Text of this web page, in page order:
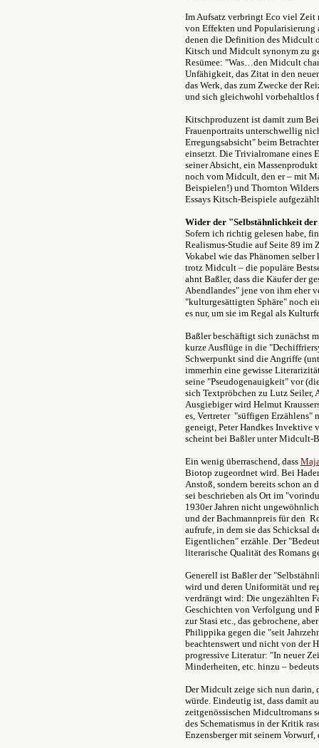
Im Aufsatz verbringt Eco viel Zeit
von Effekten und Popularisierung
denen die Definition des Midcult
Kitsch und Midcult synonym zu
Resümee: "Was…den Midcult
Unfähigkeit, das Zitat in den
das Werk, das zum Zwecke der
und sich gleichwohl vorbehaltlos
Kitschproduzent ist damit zum
Frauenportraits unterschwellig
Erregungsabsicht" beim
einsetzt. Die Trivialromane eines
seiner Absicht, ein
noch vom Midcult, den er – mit
Beispielen!) und Thornton
Essays Kitsch-Beispiele
Wider der "Selbstähnlichkeit
Sofern ich richtig gelesen habe,
Realismus-Studie auf Seite 89 im
Vokabel wie das Phänomen
trotz Midcult – die populäre
ahnt Baßler, dass die Käufer der
Abendlandes" jene von ihm eher
"kulturgesättigten Sphäre" noch
es nur, um sie im Regal als
Baßler beschäftigt sich zunächst
kurze Ausflüge in die
Schwerpunkt sind die Angriffe
immerhin eine gewisse
seine "Pseudogenauigkeit" vor
sich Textpröbchen zu Lutz Seiler,
Ausgiebiger wird Helmut
es, Vertreter "süffigen Erzählens"
geneigt, Peter Handkes Invektive
scheint bei Baßler unter Midcult-
Ein wenig überraschend, dass
Biotop zugeordnet wird. Bei
Anstoß, sondern bereits schon an
sei beschrieben als Ort im
1930er Jahren nicht
und der Bachmannpreis für den
aufrufe, in dem sie das Schicksal
Eigentlichen" erzähle. Der
literarische Qualität des Romans
Generell ist Baßler der
wird und deren Uniformität und
verdrängt wird: Die ungezählten
Geschichten von Verfolgung und
zur Stasi etc., das gebrochene,
Philippika gegen die "seit
beachtenswert und nicht von der
progressive Literatur: "In neuer
Minderheiten, etc. hinzu –
Der Midcult zeige sich nun darin,
würde. Eindeutig ist, dass damit
zeitgenössischen Midcultromans
des Schematismus in der Kritik
Enzensberger mit seinem